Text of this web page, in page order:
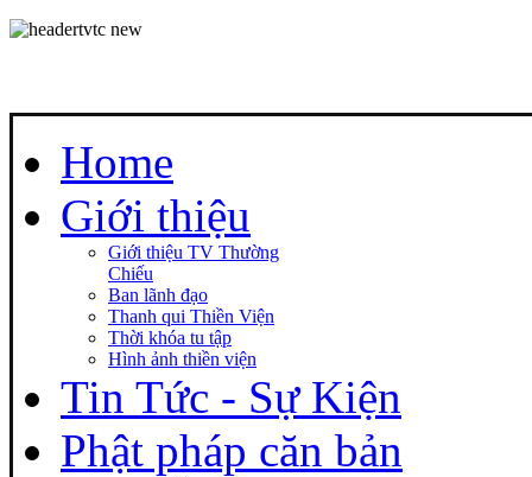
Home
Giới thiệu
Giới thiệu TV Thường
Chiếu
Ban lãnh đạo
Thanh qui Thiền Viện
Thời khóa tu tập
Hình ảnh thiền viện
Tin Tức - Sự Kiện
Phật pháp căn bản